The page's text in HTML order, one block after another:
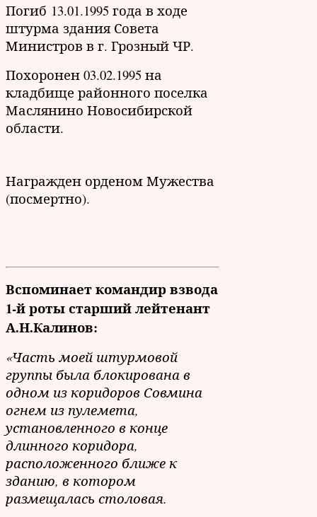
Погиб 13.01.1995 года в ходе
штурма здания Совета
Министров в г. Грозный ЧР.
Похоронен 03.02.1995 на
кладбище районного поселка
Маслянино Новосибирской
области.
Награжден орденом Мужества
(посмертно).
Вспоминает командир взвода
1-й роты старший лейтенант
А.Н.Калинов:
«Часть моей штурмовой
группы была блокирована в
одном из коридоров Совмина
огнем из пулемета,
установленного в конце
длинного коридора,
расположенного ближе к
зданию, в котором
размещалась столовая.